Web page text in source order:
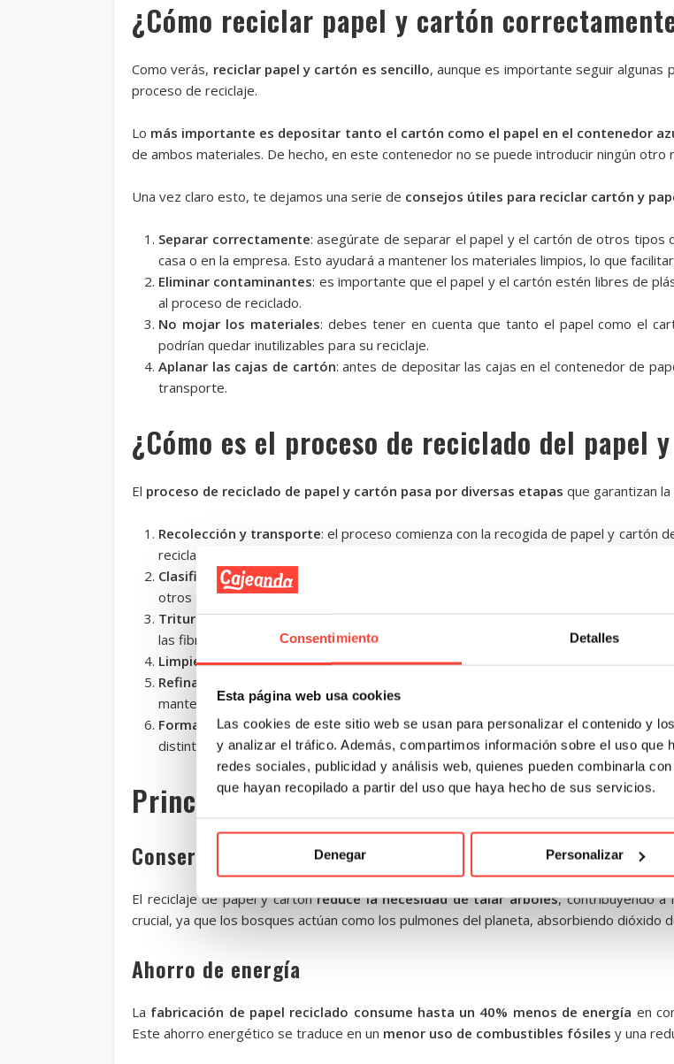
Consentimiento Detalles
Esta página web usa cookies
Las cookies de este sitio web se usan para personalizar el contenido y
y analizar el tráfico. Además, compartimos información sobre el uso que
redes sociales, publicidad y análisis web, quienes pueden combinarla
que hayan recopilado a partir del uso que haya hecho de sus servicios.
Denegar Personalizar
¿Cómo reciclar papel y cartón
Como verás, reciclar papel y cartón es sencillo, aunque es importante seguir algunas
proceso de reciclaje.
Lo más importante es depositar tanto el cartón como el papel en el contenedor
de ambos materiales. De hecho, en este contenedor no se puede introducir ningún otro
Una vez claro esto, te dejamos una serie de consejos útiles para reciclar cartón y
Separar correctamente: asegúrate de separar el papel y el cartón de otros
casa o en la empresa. Esto ayudará a mantener los materiales limpios, lo que
Eliminar contaminantes: es importante que el papel y el cartón estén libres de
al proceso de reciclado.
No mojar los materiales: debes tener en cuenta que tanto el papel como el
podrían quedar inutilizables para su reciclaje.
Aplanar las cajas de cartón: antes de depositar las cajas en el contenedor de
transporte.
¿Cómo es el proceso de reciclado del papel
El proceso de reciclado de papel y cartón pasa por diversas etapas que garantizan
Recolección y transporte: el proceso comienza con la recogida de papel y cartón
reciclaje.
Clasificación: una vez en la planta de reciclaje, los materiales se clasifican
otros tipos de papel, como el de oficina o el de periódico.
Tritura y pulpa: el papel y el cartón se trituran y posteriormente se mezclan con
las fibras de celulosa y eliminar impurezas.
Limpieza y desintegración de tintas: la pulpa se somete a un proceso de
Refinación y blanqueo
: la pulpa se refina para obtener una textura adecuada y
mantener la pulpa sin blanquear para reducir el impacto ambiental.
Formación de nuevas hojas: por último, la pulpa limpia se transforma en hojas
distintos formatos para su posterior uso.
Principales beneficios de reciclar papel y
Conservación de recursos naturales
El reciclaje de papel y cartónreduce la necesidad de talar árboles, contribuyendo a
crucial, ya que los bosques actúan como los pulmones del planeta, absorbiendo dióxido
Ahorro de energía
La fabricación de papel reciclado consume hasta un 40% menos de energía en
Este ahorro energético se traduce en un menor uso de combustibles fósiles y una